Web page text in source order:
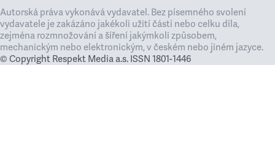
Autorská práva vykonává vydavatel. Bez písemného svolení
vydavatele je zakázáno jakékoli užití částí nebo celku díla,
zejména rozmnožování a šíření jakýmkoli způsobem,
mechanickým nebo elektronickým, v českém nebo jiném jazyce.
© Copyright Respekt Media a.s. ISSN 1801-1446